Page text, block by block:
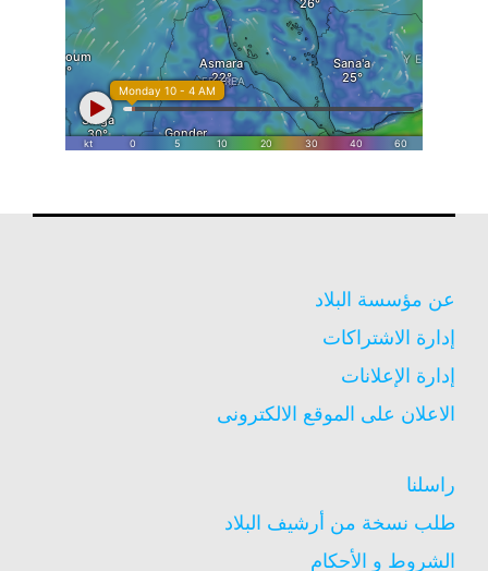
عن مؤسسة البلاد
إدارة الاشتراكات
إدارة الإعلانات
الاعلان على الموقع الالكترونى
راسلنا
طلب نسخة من أرشيف البلاد
الشروط و الأحكام